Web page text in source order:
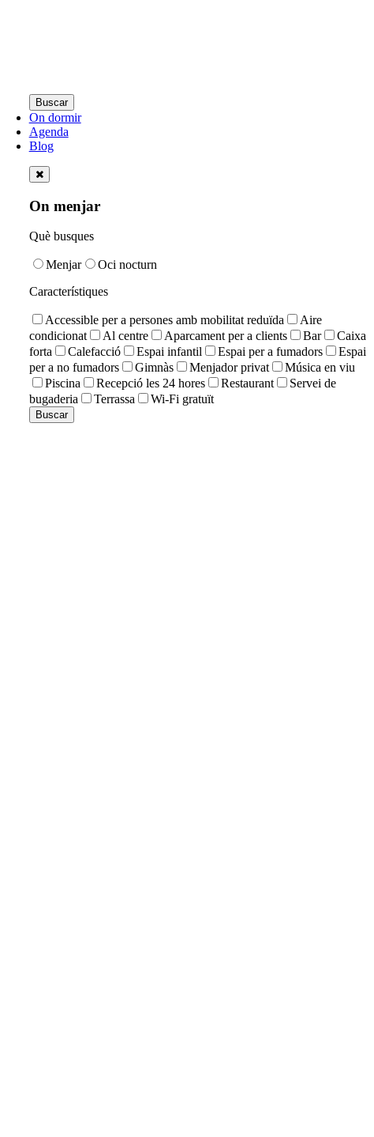
On dormir
Agenda
Blog
On menjar
Què busques
Menjar
Oci nocturn
Característiques
Accessible per a persones amb mobilitat reduïda
Aire
condicionat
Al centre Aparcament per a clients Bar
Caixa
forta
Calefacció Espai infantil Espai per a fumadors
Espai
per a no fumadors
Gimnàs Menjador privat
Música en viu
Piscina
Recepció les 24 hores Restaurant
Servei de
bugaderia
Terrassa Wi-Fi gratuït